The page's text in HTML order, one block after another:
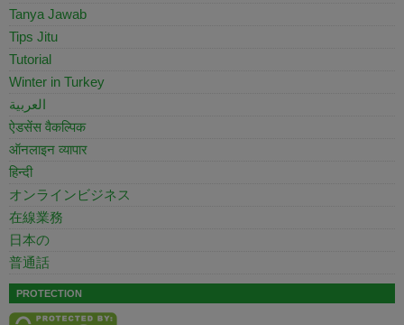
Tanya Jawab
Tips Jitu
Tutorial
Winter in Turkey
العربية
ऐडसेंस वैकल्पिक
ऑनलाइन व्यापार
हिन्दी
オンラインビジネス
在線業務
日本の
普通話
PROTECTION